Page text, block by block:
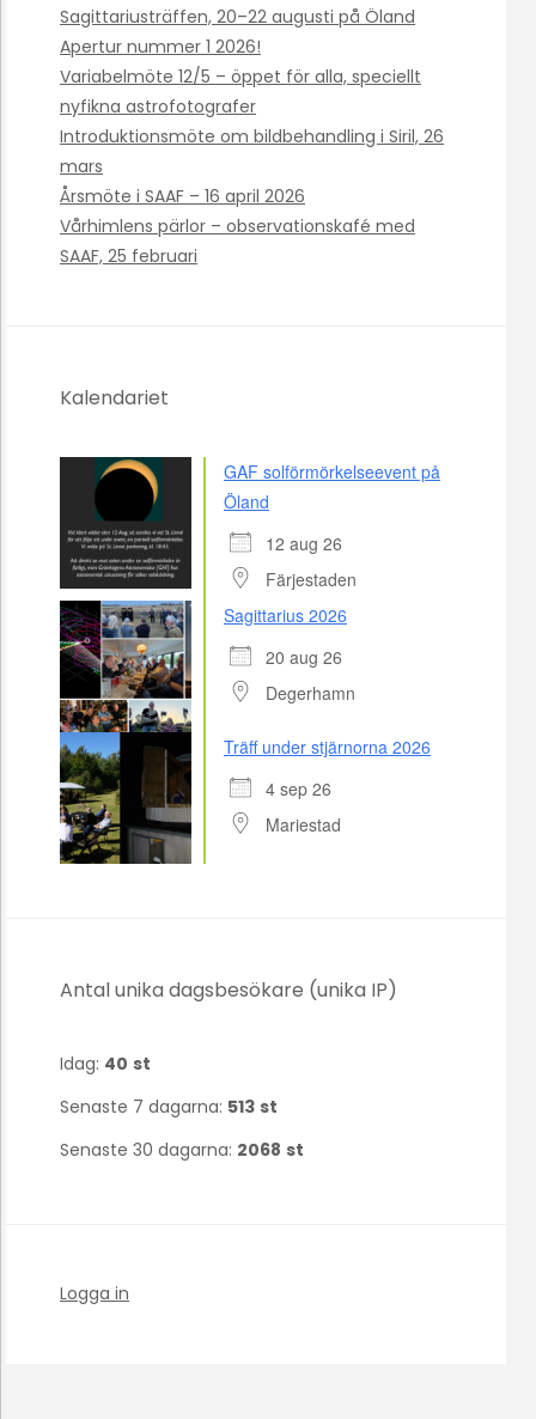
Sagittariusträffen, 20–22 augusti på Öland
Apertur nummer 1 2026!
Variabelmöte 12/5 – öppet för alla, speciellt
nyfikna astrofotografer
Introduktionsmöte om bildbehandling i Siril, 26
mars
Årsmöte i SAAF – 16 april 2026
Vårhimlens pärlor – observationskafé med
SAAF, 25 februari
Kalendariet
GAF solförmörkelseevent på
Öland
12 aug 26
Färjestaden
Sagittarius 2026
20 aug 26
Degerhamn
Träff under stjärnorna 2026
4 sep 26
Mariestad
Antal unika dagsbesökare (unika IP)
Idag: 40 st
Senaste 7 dagarna: 513 st
Senaste 30 dagarna: 2068 st
Logga in